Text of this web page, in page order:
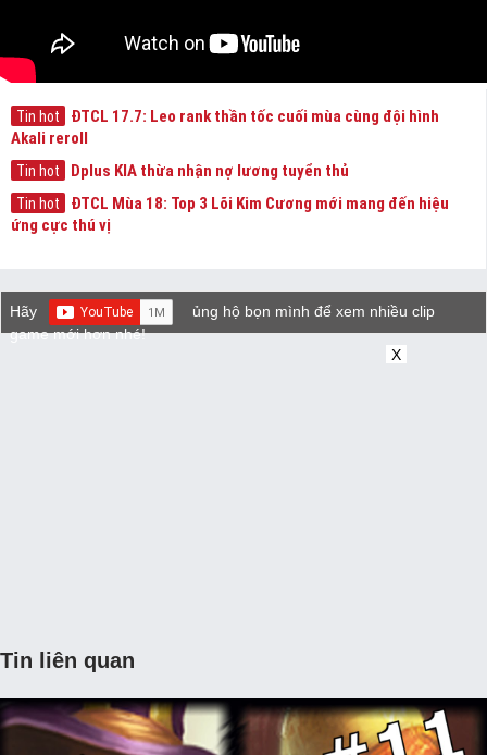
Tin hot
ĐTCL 17.7: Leo rank thần tốc cuối mùa cùng đội hình
Akali reroll
Tin hot Dplus KIA thừa nhận nợ lương tuyển thủ
Tin hot
ĐTCL Mùa 18: Top 3 Lõi Kim Cương mới mang đến hiệu
ứng cực thú vị
Hãy
ủng hộ bọn mình để xem nhiều clip
game mới hơn nhé!
X
Tin liên quan